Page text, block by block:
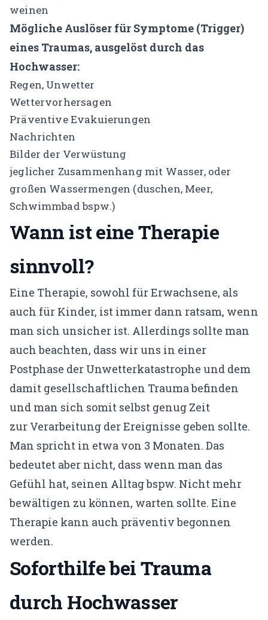
weinen
Mögliche Auslöser für Symptome (Trigger)
eines Traumas, ausgelöst durch das
Hochwasser:
Regen, Unwetter
Wettervorhersagen
Präventive Evakuierungen
Nachrichten
Bilder der Verwüstung
jeglicher Zusammenhang mit Wasser, oder
großen Wassermengen (duschen, Meer,
Schwimmbad bspw.)
Wann ist eine Therapie
sinnvoll?
Eine Therapie, sowohl für Erwachsene, als
auch für Kinder, ist immer dann ratsam, wenn
man sich unsicher ist. Allerdings sollte man
auch beachten, dass wir uns in einer
Postphase der Unwetterkatastrophe und dem
damit gesellschaftlichen Trauma befinden
und man sich somit selbst genug Zeit
zur Verarbeitung der Ereignisse geben sollte.
Man spricht in etwa von 3 Monaten. Das
bedeutet aber nicht, dass wenn man das
Gefühl hat, seinen Alltag bspw. Nicht mehr
bewältigen zu können, warten sollte. Eine
Therapie kann auch präventiv begonnen
werden.
Soforthilfe bei Trauma
durch Hochwasser